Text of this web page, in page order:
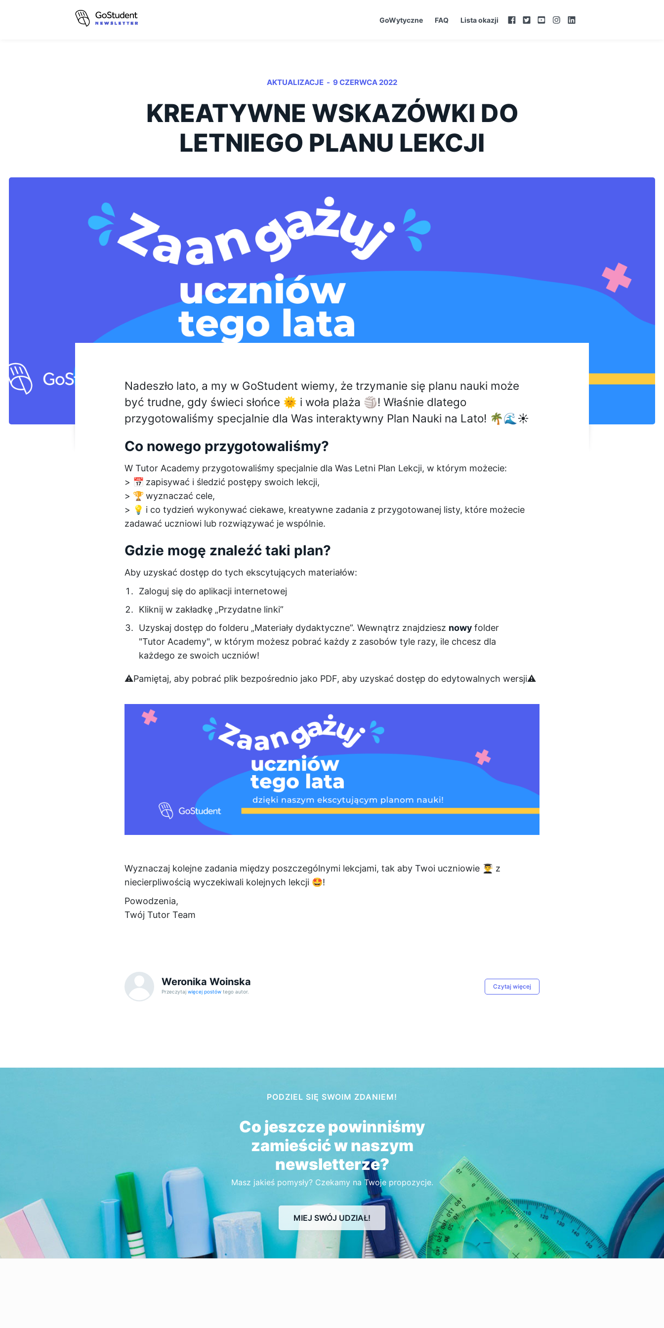
GoWytyczne FAQ Lista okazji
AKTUALIZACJE - 9 CZERWCA 2022
KREATYWNE WSKAZÓWKI DO
LETNIEGO PLANU LEKCJI
Nadeszło lato, a my w GoStudent wiemy, że trzymanie się planu nauki może
być trudne, gdy świeci słońce 🌞 i woła plaża 🏐! Właśnie dlatego
przygotowaliśmy specjalnie dla Was interaktywny Plan Nauki na Lato! 🌴🌊☀️
Co nowego przygotowaliśmy?
W Tutor Academy przygotowaliśmy specjalnie dla Was Letni Plan Lekcji, w którym możecie:
> 📅 zapisywać i śledzić postępy swoich lekcji,
> 🏆 wyznaczać cele,
> 💡 i co tydzień wykonywać ciekawe, kreatywne zadania z przygotowanej listy, które możecie
zadawać uczniowi lub rozwiązywać je wspólnie.
Gdzie mogę znaleźć taki plan?
Aby uzyskać dostęp do tych ekscytujących materiałów:
Zaloguj się do aplikacji internetowej
Kliknij w zakładkę „Przydatne linki”
Uzyskaj dostęp do folderu „Materiały dydaktyczne”. Wewnątrz znajdziesz nowy folder
"Tutor Academy", w którym możesz pobrać każdy z zasobów tyle razy, ile chcesz dla
każdego ze swoich uczniów!
⚠️Pamiętaj, aby pobrać plik bezpośrednio jako PDF, aby uzyskać dostęp do edytowalnych wersji⚠️
Wyznaczaj kolejne zadania między poszczególnymi lekcjami, tak aby Twoi uczniowie 👨‍🎓 z
niecierpliwością wyczekiwali kolejnych lekcji 🤩!
Powodzenia,
Twój Tutor Team
Weronika Woinska
Przeczytaj więcej postów tego autor.
Czytaj więcej
PODZIEL SIĘ SWOIM ZDANIEM!
Co jeszcze powinniśmy
zamieścić w naszym
newsletterze?
Masz jakieś pomysły? Czekamy na Twoje propozycje.
MIEJ SWÓJ UDZIAŁ!